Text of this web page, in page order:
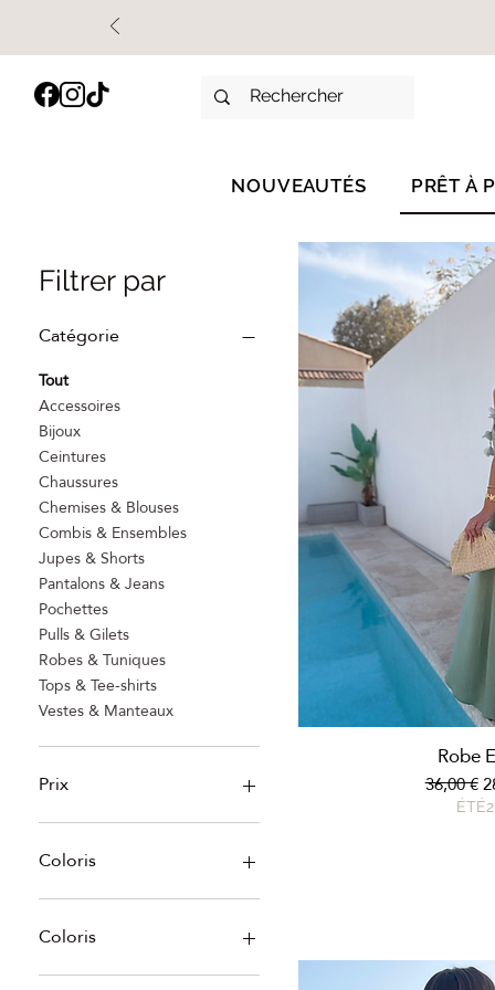
NOUVEAUTÉS PRÊT À
Filtrer par
Catégorie
Tout
Accessoires
Bijoux
Ceintures
Chaussures
Chemises & Blouses
Combis & Ensembles
Jupes & Shorts
Pantalons & Jeans
Pochettes
Pulls & Gilets
Robes & Tuniques
Tops & Tee-shirts
Vestes & Manteaux
Prix
0 € 52 €
Coloris
Coloris
Beige
Aperçu
Robe
Prix
36,00 €